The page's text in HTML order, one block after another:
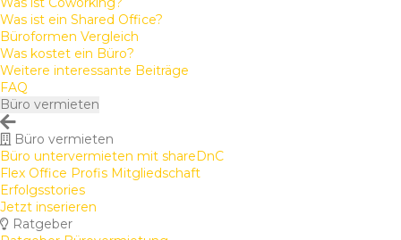
Was ist ein Shared Office?
Büroformen Vergleich
Was kostet ein Büro?
Weitere interessante Beiträge
FAQ
Büro vermieten
Büro vermieten
Büro untervermieten mit shareDnC
Flex Office Profis Mitgliedschaft
Erfolgsstories
Jetzt inserieren
Ratgeber